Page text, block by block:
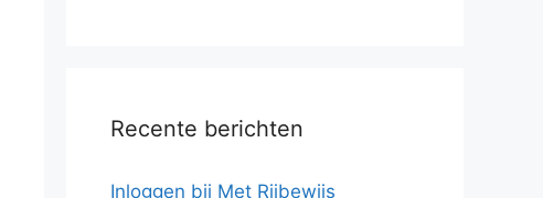
Recente berichten
Inloggen bij Met Rijbewijs